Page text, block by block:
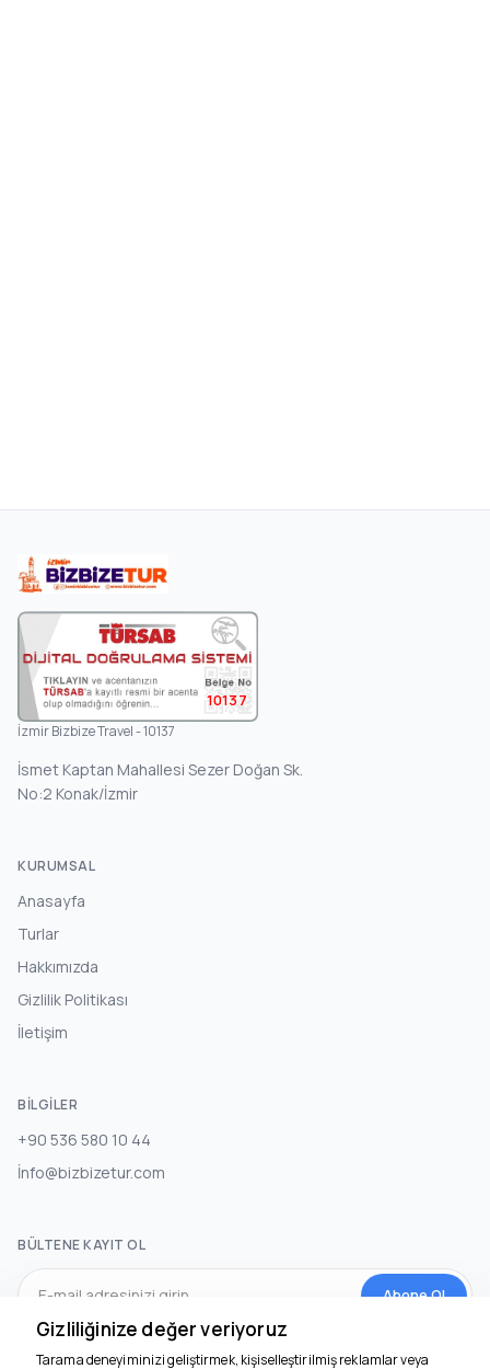
10137
İzmir Bizbize Travel - 10137
İsmet Kaptan Mahallesi Sezer Doğan Sk.
No:2 Konak/İzmir
KURUMSAL
Anasayfa
Turlar
Hakkımızda
Gizlilik Politikası
İletişim
BILGILER
+90 536 580 10 44
İnfo@bizbizetur.com
BÜLTENE KAYIT OL
Abone Ol
SOSYAL MEDYA
Gizliliğinize değer veriyoruz
Tarama deneyiminizi geliştirmek, kişiselleştirilmiş reklamlar veya